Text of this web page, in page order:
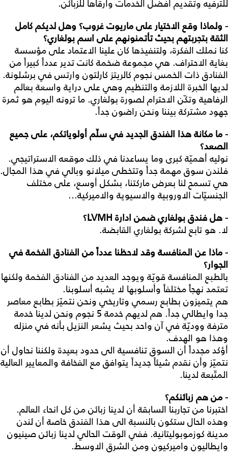
للترفيه وتقديم أفضل الخدمات وأرقاها للزبائن.
- ولماذا وقع الاختيار على ماريوت غروب؟ وهل لديكم كامل
الثقة بتجربتهم بحيث تأتمنونهم على اسم بولغاري؟
كنا نملك الفكرة، ولتنفيذها كان علينا الاعتماد على مؤسسة
بغاية الاحتراف. هي مجموعة ضخمة كانت تدير عدداً كبيراً من
الفنادق ذات الخمس نجوم كالريتز كارلتون وارتس في برشلونة.
لديها الخبرة اللازمة والتنظيم وهي على دراية واسعة بعالم
الرفاهية وتكّن الاحترام لصورة بولغاري. ما ترونه اليوم هو ثمرة
جهود مشتركة بيننا ونحن راضون جداً.
- ما مكانة هذا الفندق الجديد في سلّم أولوياتكم، على جميع
الصعد؟
نوليه أهميّة كبرى وما يساعدنا في ذلك موقعه الاستراتيجي.
فلندن سوق مهمة جداً وتتخطى ميلانو وبالي في هذا المجال.
هي تسمح لنا بعرض ماركتنا، بشكل أوسع، على مختلف
الجنسيّات الاوروبية والاسيوية والاميركية...
- هل فندق بولغاري ضمن ادارة LVMH؟
لا. هو تابع لشركة بولغاري القابضة.
- ماذا عن المنافسة وقد لاحظنا عدداً من الفنادق الفخمة في
الجوار؟
بالطبع المنافسة قويّة ويوجد العديد من الفنادق الفخمة ولكنها
تعتمد نهجاً مختلفاً وأسلوبها لا يشبه أسلوبنا.
هم يتميزون بطابع رسمي وتاريخي ونحن نتميّز بطابع معاصر
جدا وايطالي جداً. هم لديهم خدمة 5 نجوم ونحن لدينا خدمة
مترفة ووديّة في آن واحد بحيث يشعر النزيل بأنه في منزله
وهذا هو الهدف.
أؤكد مجدداً أن السوق تنافسية الى حدود بعيدة ولكننا نحاول أن
نتميّز وأن نقدم شيئاً جديداً يتوافق مع الفخافة والمعايير العالية
المتّبعة لدينا.
- من هم زبائنكم؟
اختبرنا من تجاربنا السابقة أن لدينا زبائن من كل انحاء العالم.
وهذه الحال ستكون بالنسبة الى هذا الفندق خاصة أن لندن
مدينة كوزموبوليتانية. ففي الوقت الحالي لدينا زبائن صينيون
وايطاليون واميركيون ومن الشرق الاوسط.